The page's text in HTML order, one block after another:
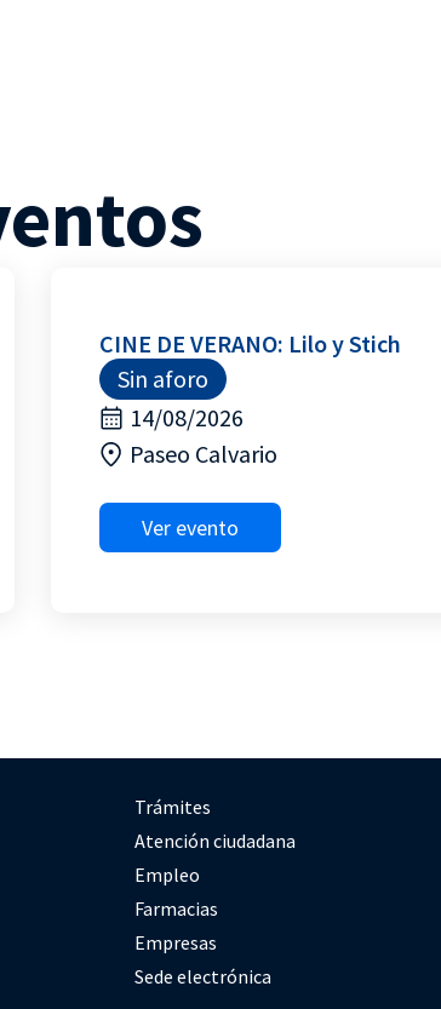
CINE DE VERANO: Lilo y Stich
Sin aforo
14/08/2026
Paseo Calvario
Ver evento
Trámites
Atención ciudadana
Empleo
Farmacias
Empresas
Sede electrónica